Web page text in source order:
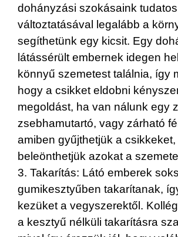
dohányzási szokásaink tudatos
változtatásával legalább a
segíthetünk egy kicsit. Egy
látássérült embernek idegen
könnyű szemetest találnia, így
hogy a csikket eldobni
megoldást, ha van nálunk egy
zsebhamutartó, vagy zárható
amiben gyűjthetjük a
beleönthetjük azokat a
3. Takarítás: Látó emberek
gumikesztyűben takarítanak,
kezüket a vegyszerektől.
a kesztyű nélküli takarításra